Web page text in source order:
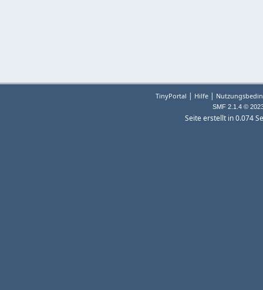
TinyPortal | Hilfe |
SMF 2.1.4 ©
Seite erstellt in 0.074